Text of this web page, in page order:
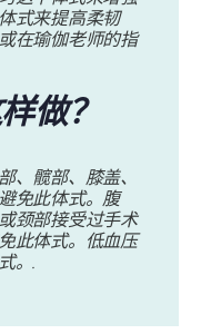
式来提高柔韧
在瑜伽老师的指
做？
、髋部、膝盖、
免此体式。腹
颈部接受过手术
此体式。低血压
。.